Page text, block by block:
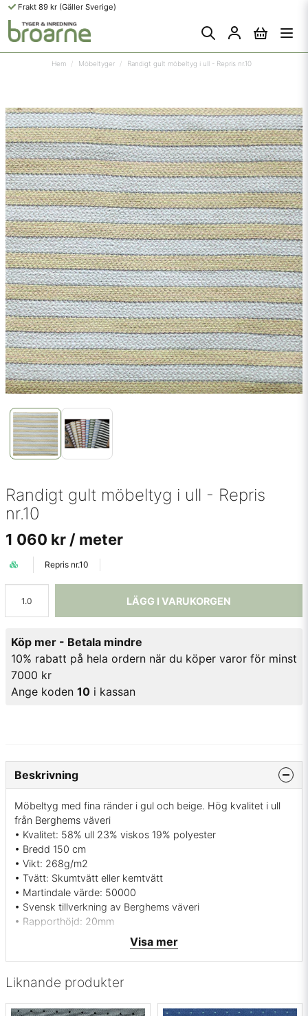
Frakt 89 kr (Gäller Sverige)
Hem Möbeltyger Randigt gult möbeltyg i ull - Repris nr.10
Randigt gult möbeltyg i ull - Repris
nr.10
1 060 kr / meter
Repris nr.10
LÄGG I VARUKORGEN
Köp mer - Betala mindre
10% rabatt på hela ordern när du köper varor för minst
7000 kr
Ange koden 10 i kassan
Liknande produkter
Beskrivning
Möbeltyg med fina ränder i gul och beige. Hög kvalitet i ull
från Berghems väveri
• Kvalitet: 58% ull 23% viskos 19% polyester
• Bredd 150 cm
• Vikt: 268g/m2
• Tvätt: Skumtvätt eller kemtvätt
• Martindale värde: 50000
• Svensk tillverkning av Berghems väveri
• Rapporthöjd: 20mm
• Färger: Gul och beige med en liten grå rand
• Mönsterbild: Tvärgående
• Beställningsvara, ingen returrätt
Vill du ha ett tygprov maila mig på:
Visa mer